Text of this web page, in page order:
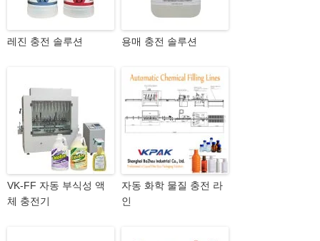
레진 충전 솔루션 용매 충전 솔루션
VK-FF 자동 부식성 액
체 충전기
자동 화학 물질 충전 라
인